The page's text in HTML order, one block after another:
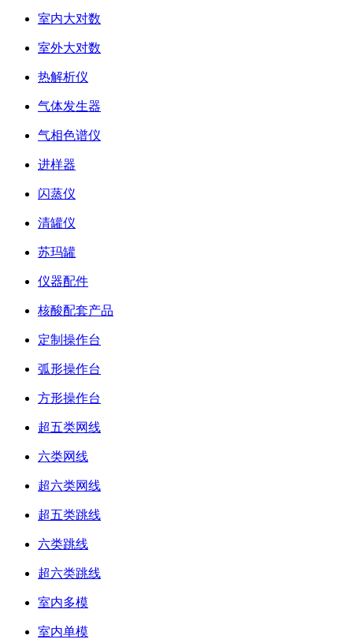
室内大对数
室外大对数
热解析仪
气体发生器
气相色谱仪
进样器
闪蒸仪
清罐仪
苏玛罐
仪器配件
核酸配套产品
定制操作台
弧形操作台
方形操作台
超五类网线
六类网线
超六类网线
超五类跳线
六类跳线
超六类跳线
室内多模
室内单模